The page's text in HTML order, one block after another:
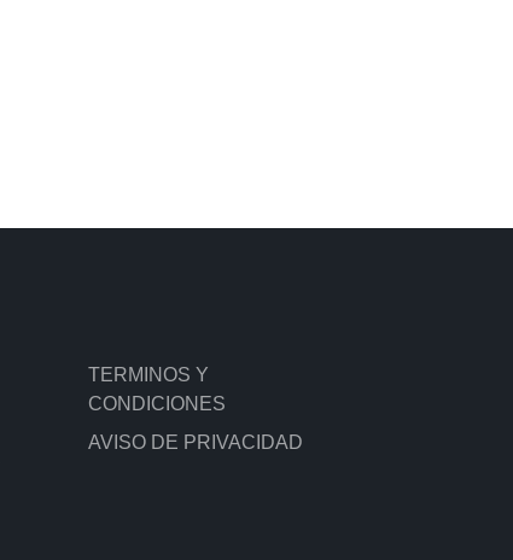
TERMINOS Y
CONDICIONES
AVISO DE PRIVACIDAD